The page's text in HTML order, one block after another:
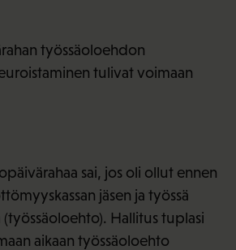
työssäoloehdon
tulivat voimaan
sai, jos oli ollut ennen
jäsen ja työssä
Hallitus tuplasi
aikaan työssäoloehto